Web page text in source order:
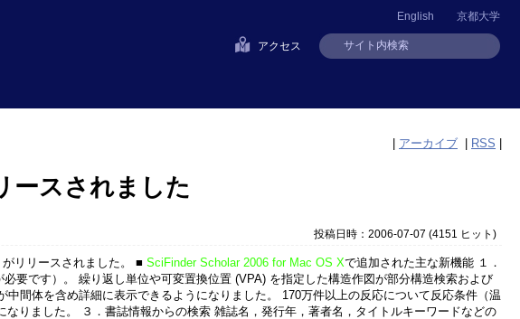
京都大学
English
アクセス
| アーカイブ | RSS |
ースされました
投稿日時：2006-07-07 (4151 ヒット )
がリリースされました。 ■ SciFinder Scholar 2006 for Mac OS Xで追加された主な新機能 １．
要です）。 繰り返し単位や可変置換位置 (VPA) を指定した構造作図が部分構造検索および
間体を含め詳細に表示できるようになりました。 170万件以上の反応について反応条件（温
りました。 ３．書誌情報からの検索 雑誌名，発行年，著者名，タイトルキーワードなどの